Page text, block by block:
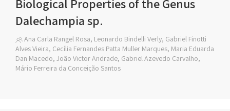
Biological Properties of the Genus
Dalechampia sp.
Ana Carla Rangel Rosa, Leonardo Bindelli Verly, Gabriel Finotti
Alves Vieira, Cecília Fernandes Patta Muller Marques, Maria Eduarda
Dan Macedo, João Victor Andrade, Gabriel Azevedo Carvalho,
Mário Ferreira da Conceição Santos